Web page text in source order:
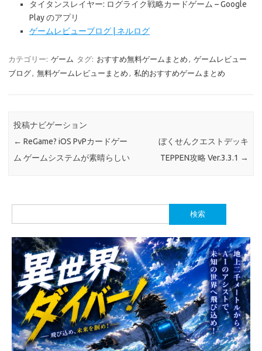
タイタンスレイヤー: ログライク戦略カードゲーム – Google
Play のアプリ
ゲームレビューブログ | ネルログ
カテゴリー: ゲーム タグ: おすすめ無料ゲームまとめ , ゲームレビュー
ブログ, 無料ゲームレビューまとめ , 私的おすすめゲームまとめ
投稿ナビゲーション
← ReGame? iOS PvPカードゲー
ム ゲームシステムが素晴らしい
ぼくせんクエストデッキ
TEPPEN攻略 Ver.3.3.1 →
索: